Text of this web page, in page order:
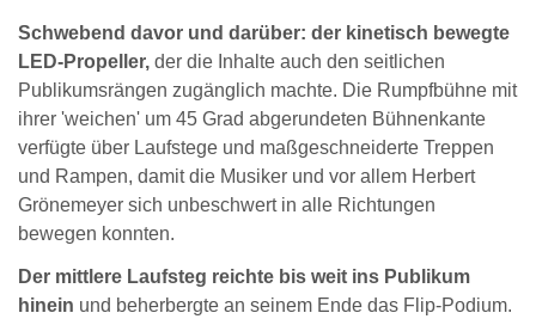
Schwebend davor und darüber: der kinetisch bewegte
LED-Propeller, der die Inhalte auch den seitlichen
Publikumsrängen zugänglich machte. Die Rumpfbühne mit
ihrer 'weichen' um 45 Grad abgerundeten Bühnenkante
verfügte über Laufstege und maßgeschneiderte Treppen
und Rampen, damit die Musiker und vor allem Herbert
Grönemeyer sich unbeschwert in alle Richtungen
bewegen konnten.
Der mittlere Laufsteg reichte bis weit ins Publikum
hinein und beherbergte an seinem Ende das Flip-Podium.